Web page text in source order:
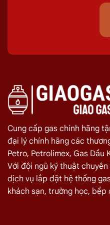
địa giới hành
dân
nghiệp 45kg chất
dụnggas của quý
Bên cạnh đó
dịch vụ
lắp hệ
tại Phường Bàn
Giá Đổi Gas Tận Nơi
08/2026
Quý khách hàng cần đổi
quán ăn tại
Phường Bàn Cờ
Cung cấp gas chính hãng
đại lý chính hãng các
Petro, Petrolimex, Gas Dầu
Với đội ngũ kỹ thuật
dịch vụ lắp đặt hệ thống
khách sạn, trường học, bếp